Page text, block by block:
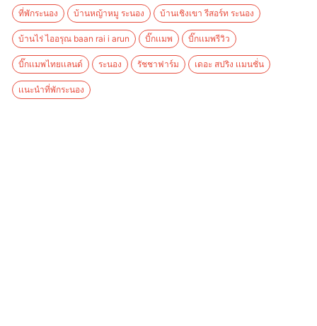
ที่พักระนอง บ้านหญ้าหมู ระนอง บ้านเชิงเขา รีสอร์ท ระนอง
บ้านไร่ ไออรุณ baan rai i arun บิ๊กเเมพ บิ๊กเเมพรีวิว
บิ๊กเเมพไทยเเลนด์ ระนอง รัชชาฟาร์ม เดอะ สปริง เเมนชั่น
เเนะนำที่พักระนอง